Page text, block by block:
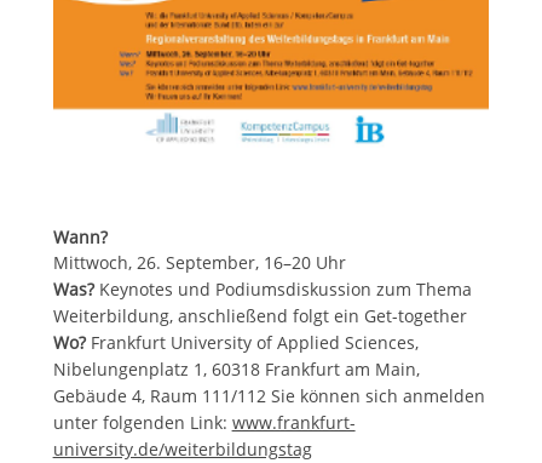
Wann?
Mittwoch, 26. September, 16–20 Uhr
Was?Keynotes und Podiumsdiskussion zum Thema
Weiterbildung, anschließend folgt ein Get-together
Wo?Frankfurt University of Applied Sciences,
Nibelungenplatz 1, 60318 Frankfurt am Main,
Gebäude 4, Raum 111/112 Sie können sich anmelden
unter folgenden Link: www.frankfurt-
university.de/weiterbildungstag